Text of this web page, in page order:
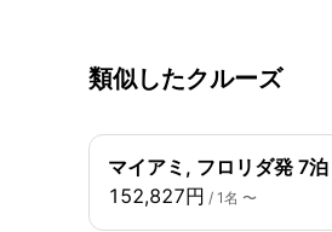
類似したクルーズ
マイアミ, フロリダ発 7泊
152,827円 / 1名 〜